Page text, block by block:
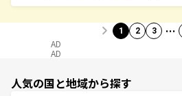
1 2 3 …
AD
AD
人気の国と地域から探す